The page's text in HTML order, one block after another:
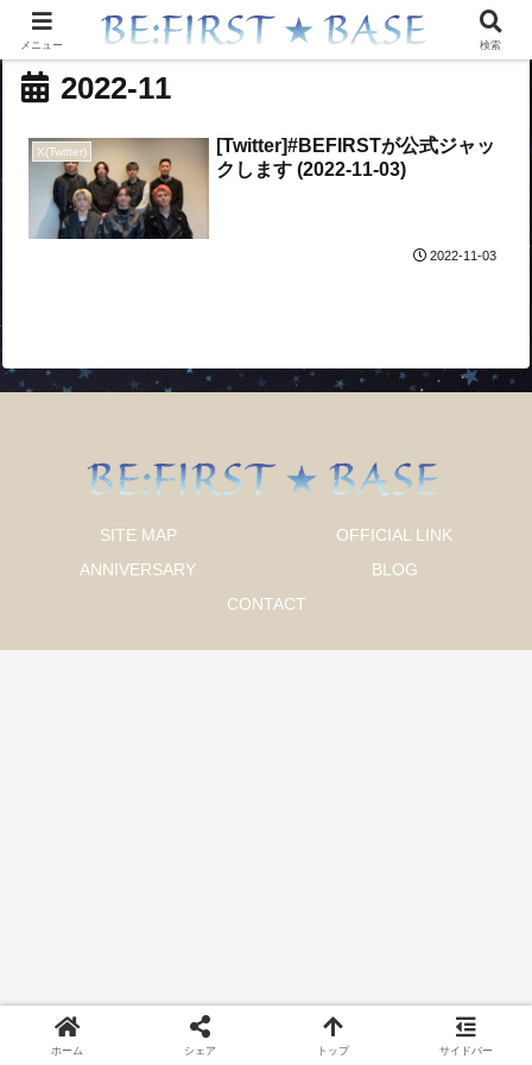
2022-11
X(Twitter)
[Twitter]#BEFIRSTが公式ジャッ
クします (2022-11-03)
2022-11-03
SITE MAP
OFFICIAL LINK
ANNIVERSARY
BLOG
CONTACT
メニュー 検索
ホーム シェア トップ サイドバー